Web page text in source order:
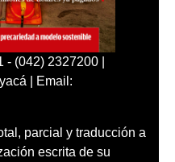
(042) 2327200 |
| Email:
parcial y traducción a
escrita de su